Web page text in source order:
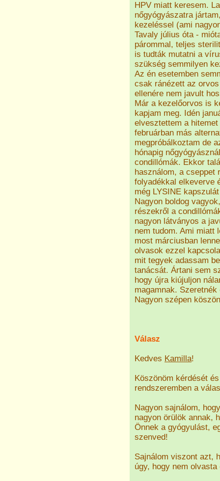
HPV miatt keresem.
nőgyógyászatra
kezeléssel (ami
Tavaly július óta -
párommal, teljes
is tudták mutatni a
szükség semmilyen
Az én esetemben
csak ránézett az
ellenére nem javult
Már a kezelőorvos is
kapjam meg. Idén
elvesztettem a
februárban más
megpróbálkoztam de
hónapig
condillómák. Ekkor
használom, a cseppet
folyadékkal elkeverve
még LYSINE
Nagyon boldog
részekről a
nagyon látványos a
nem tudom. Ami miatt
most márciusban
olvasok ezzel
mit tegyek adassam
tanácsát. Ártani sem
hogy újra kiújuljon
magamnak.
Nagyon szépen
Válasz
Kedves Kamilla!
Köszönöm kérdését
rendszeremben a
Nagyon sajnálom,
nagyon örülök annak,
Önnek a gyógyulást,
szenved!
Sajnálom viszont azt,
úgy, hogy nem